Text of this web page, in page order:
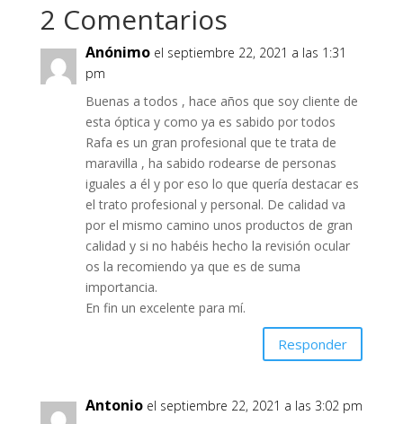
2 Comentarios
Anónimo el septiembre 22, 2021 a las 1:31
pm
Buenas a todos , hace años que soy cliente de
esta óptica y como ya es sabido por todos
Rafa es un gran profesional que te trata de
maravilla , ha sabido rodearse de personas
iguales a él y por eso lo que quería destacar es
el trato profesional y personal. De calidad va
por el mismo camino unos productos de gran
calidad y si no habéis hecho la revisión ocular
os la recomiendo ya que es de suma
importancia.
En fin un excelente para mí.
Responder
Antonio el septiembre 22, 2021 a las 3:02 pm